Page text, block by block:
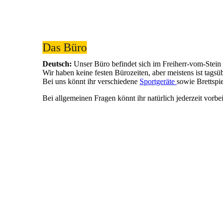
Das Büro
Deutsch: Unser Büro befindet sich im Freiherr-vom-
Wir haben keine festen Bürozeiten, aber meistens ist
Bei uns könnt ihr verschiedene Sportgeräte sowie
Bei allgemeinen Fragen könnt ihr natürlich jederzeit